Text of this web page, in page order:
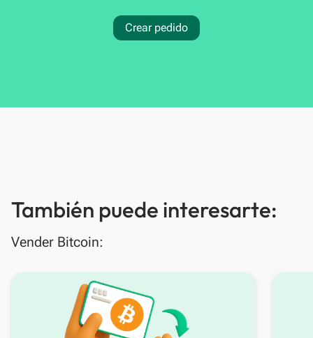
Crear pedido
También puede interesarte:
Vender Bitcoin: